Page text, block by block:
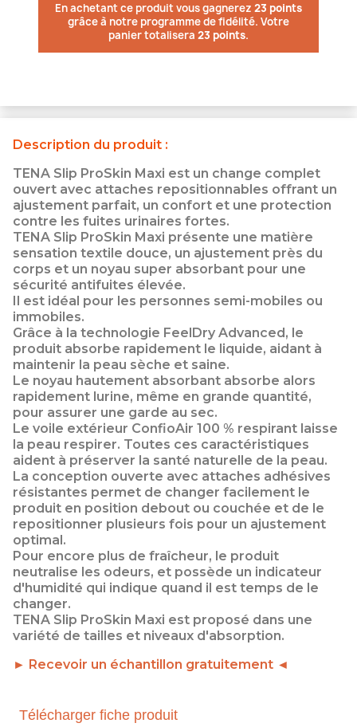
En achetant ce produit vous gagnerez 23 points
grâce à notre programme de fidélité. Votre
panier totalisera 23 points.
Description du produit :
TENA Slip ProSkin Maxi est un change complet
ouvert avec attaches repositionnables offrant un
ajustement parfait, un confort et une protection
contre les fuites urinaires fortes.
TENA Slip ProSkin Maxi présente une matière
sensation textile douce, un ajustement près du
corps et un noyau super absorbant pour une
sécurité antifuites élevée.
Il est idéal pour les personnes semi-mobiles ou
immobiles.
Grâce à la technologie FeelDry Advanced, le
produit absorbe rapidement le liquide, aidant à
maintenir la peau sèche et saine.
Le noyau hautement absorbant absorbe alors
rapidement lurine, même en grande quantité,
pour assurer une garde au sec.
Le voile extérieur ConfioAir 100 % respirant laisse
la peau respirer. Toutes ces caractéristiques
aident à préserver la santé naturelle de la peau.
La conception ouverte avec attaches adhésives
résistantes permet de changer facilement le
produit en position debout ou couchée et de le
repositionner plusieurs fois pour un ajustement
optimal.
Pour encore plus de fraîcheur, le produit
neutralise les odeurs, et possède un indicateur
d'humidité qui indique quand il est temps de le
changer.
TENA Slip ProSkin Maxi est proposé dans une
variété de tailles et niveaux d'absorption.
► Recevoir un échantillon gratuitement ◄
Télécharger fiche produit